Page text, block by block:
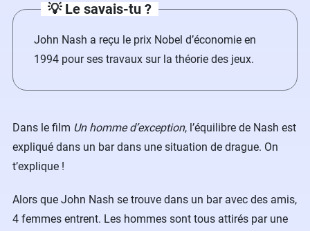
💡 Le savais-tu ?
John Nash a reçu le prix Nobel d’économie en
1994 pour ses travaux sur la théorie des jeux.
Dans le film Un homme d’exception, l’équilibre de Nash est
expliqué dans un bar dans une situation de drague. On
t’explique !
Alors que John Nash se trouve dans un bar avec des amis,
4 femmes entrent. Les hommes sont tous attirés par une